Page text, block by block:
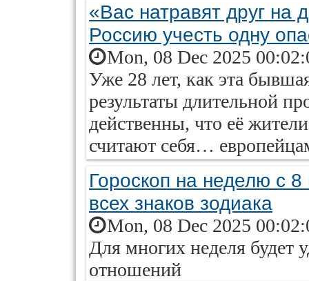
«Вас натравят друг на
Россию учесть одну
Mon, 08 Dec 2025
Уже 28 лет, как эта
результаты длительной
действенны, что её
считают себя…
Гороскоп на неделю с
всех знаков зодиака
Mon, 08 Dec 2025
Для многих неделя будет
отношений